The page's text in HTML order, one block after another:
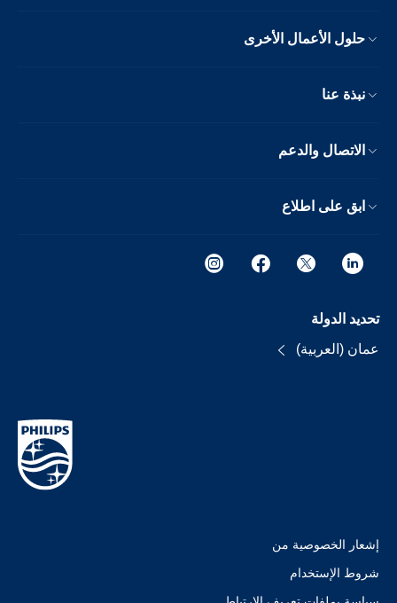
حلول الأعمال الأخرى
نبذة عنا
الاتصال والدعم
ابق على اطلاع
تحديد الدولة
عمان (العربية)
إشعار الخصوصية من
شروط الإستخدام